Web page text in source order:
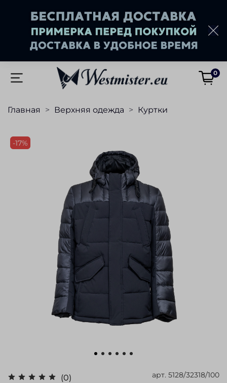
0
Главная Верхняя одежда Куртки
-17%
(0) арт. 5128/32318/100